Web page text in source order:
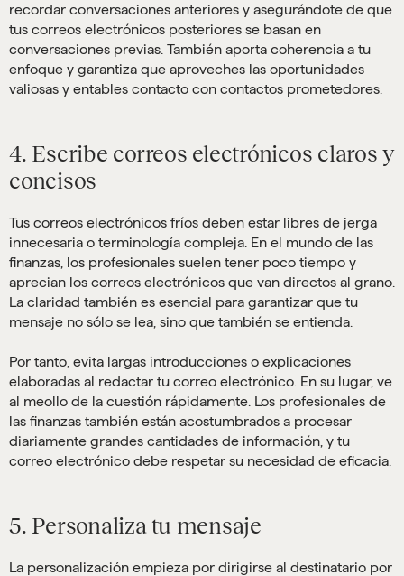
recordar conversaciones anteriores y asegurándote de que
tus correos electrónicos posteriores se basan en
conversaciones previas. También aporta coherencia a tu
enfoque y garantiza que aproveches las oportunidades
valiosas y entables contacto con contactos prometedores.
4. Escribe correos electrónicos claros y
concisos
Tus correos electrónicos fríos deben estar libres de jerga
innecesaria o terminología compleja. En el mundo de las
finanzas, los profesionales suelen tener poco tiempo y
aprecian los correos electrónicos que van directos al grano.
La claridad también es esencial para garantizar que tu
mensaje no sólo se lea, sino que también se entienda.
Por tanto, evita largas introducciones o explicaciones
elaboradas al redactar tu correo electrónico. En su lugar, ve
al meollo de la cuestión rápidamente. Los profesionales de
las finanzas también están acostumbrados a procesar
diariamente grandes cantidades de información, y tu
correo electrónico debe respetar su necesidad de eficacia.
5. Personaliza tu mensaje
La personalización empieza por dirigirse al destinatario por